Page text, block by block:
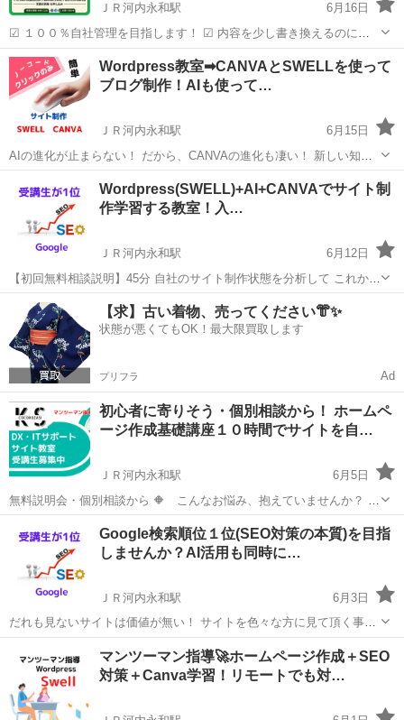
ＪＲ河内永和駅
6月16日
☑ １００％自社管理を目指します！ ☑ 内容を少し書き換えるのに業
者に頼んでいませんか？ ☑ 自社管理できると大変便利になります。
【全10時間】AI×WordPressで「自分のホームページ」を作る講座、...
大阪 東大阪市 ＪＲ河内永和駅
CANVA
Wordpress教室➡CANVAとSWELLを使って
ブログ制作！AIも使って…
ＪＲ河内永和駅
6月15日
AIの進化が止まらない！ だから、CANVAの進化も凄い！ 新しい知識
を学ぶ（ついて行く）事が大変だ！ CANVA操作とサイト制作の 両方
が出来ると凄い武器になる。 今は Wordpress（SWEL...
Wordpress(SWELL)+AI+CANVAでサイト制
作学習する教室！入…
ＪＲ河内永和駅
6月12日
【初回無料相談説明】45分 自社のサイト制作状態を分析して これから
の対策を知りたい。 現在のサイトが古くて再構築が必要★ サイトの管
理費用を削減したい★ HP管理会社のサービスに不満足★ IT関連の...
大阪 東大阪市 ＪＲ河内永和駅 ホームページ作成
無料
【求】古い着物、売ってください👘✨
状態が悪くてもOK！最大限買取します
プリフラ Ad
初心者に寄りそう・個別相談から！ ホームペ
ージ作成基礎講座１０時間でサイトを自…
ＪＲ河内永和駅
6月5日
無料説明会・個別相談から 🔶 こんなお悩み、抱えていませんか？ 何
年も前に作ったホームページ。ずっと昔のままで止まっている… せっ
かくお金をかけて作ったのに、誰からも見られていない気がする… 業
者にリニューアルを...
ＪＲ河内永和駅 ホームページ作成
Google検索順位１位(SEO対策の本質)を目指
しませんか？AI活用も同時に…
ＪＲ河内永和駅
6月3日
だれも見ないサイトは価値が無い！ サイトを色々な方に見て頂く事を
学びませんか。 しかし、よくお考えください。 お安く任せて、楽して
大きな成果を求めますか？ １ やはり最低限の知識を学んで、 ２ ...
ＪＲ河内永和駅 ホームページ作成
マンツーマン指導🚀ホームページ作成＋SEO
対策＋Canva学習！リモートでも対…